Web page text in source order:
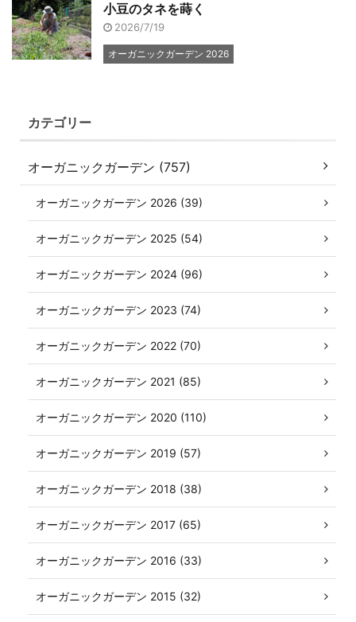
小豆のタネを蒔く
2026/7/19
オーガニックガーデン 2026
カテゴリー
オーガニックガーデン (757)
オーガニックガーデン 2026 (39)
オーガニックガーデン 2025 (54)
オーガニックガーデン 2024 (96)
オーガニックガーデン 2023 (74)
オーガニックガーデン 2022 (70)
オーガニックガーデン 2021 (85)
オーガニックガーデン 2020 (110)
オーガニックガーデン 2019 (57)
オーガニックガーデン 2018 (38)
オーガニックガーデン 2017 (65)
オーガニックガーデン 2016 (33)
オーガニックガーデン 2015 (32)